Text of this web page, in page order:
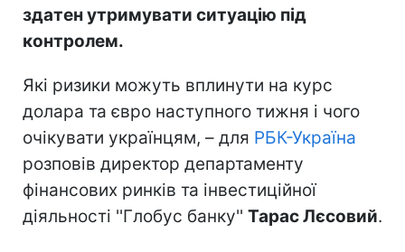
здатен утримувати ситуацію під
контролем.
Які ризики можуть вплинути на курс
долара та євро наступного тижня і чого
очікувати українцям, – для РБК-Україна
розповів директор департаменту
фінансових ринків та інвестиційної
діяльності ''Глобус банку'' Тарас Лєсовий.